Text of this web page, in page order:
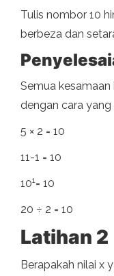
Tulis nombor 10
berbeza dan
Semua
dengan cara yang
5 × 2 = 10
11-1 = 10
101= 10
20 ÷ 2 = 10
Latihan 2
Berapakah nilai x